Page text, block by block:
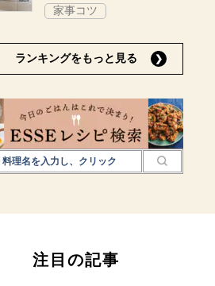
家事コツ
ランキングをもっと見る
注目の記事